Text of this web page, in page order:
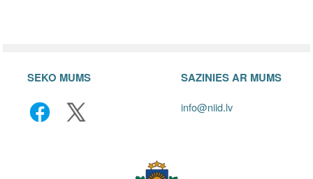
SEKO MUMS SAZINIES AR MUMS
info@niid.lv